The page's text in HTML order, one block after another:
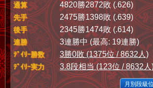
通算 4820勝2872敗 (.626)
先手 2475勝1398敗 (.639)
後手 2345勝1474敗 (.614)
連勝 3連勝中 (最高: 19連勝)
ﾃﾞｲﾘｰ勝数 3勝0敗 (1375位 / 8632人)
ﾃﾞｲﾘｰ実力 3.8段相当 (123位 / 8632人
月別段級